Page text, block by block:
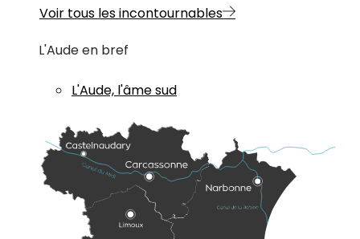
Voir tous les incontournables
L'Aude en bref
L'Aude, l'âme sud